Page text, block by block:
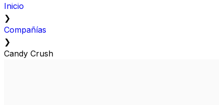
Inicio
❯
Compañías
❯
Candy Crush